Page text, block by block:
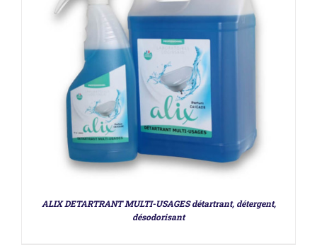
ALIX DETARTRANT MULTI-USAGES détartrant, détergent,
désodorisant
DÉTAILS